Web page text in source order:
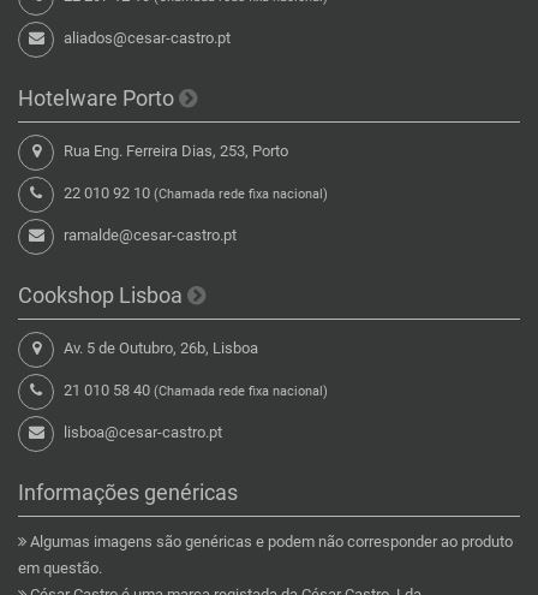
aliados@cesar-castro.pt
Hotelware Porto
Rua Eng. Ferreira Dias, 253, Porto
22 010 92 10 (Chamada rede fixa nacional)
ramalde@cesar-castro.pt
Cookshop Lisboa
Av. 5 de Outubro, 26b, Lisboa
21 010 58 40 (Chamada rede fixa nacional)
lisboa@cesar-castro.pt
Informações genéricas
Algumas imagens são genéricas e podem não corresponder ao produto
em questão.